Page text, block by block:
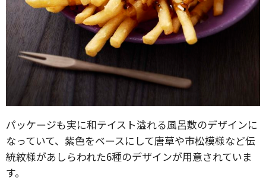
パッケージも実に和テイスト溢れる風呂敷のデザインに
なっていて、紫色をベースにして唐草や市松模様など伝
統紋様があしらわれた6種のデザインが用意されていま
す。